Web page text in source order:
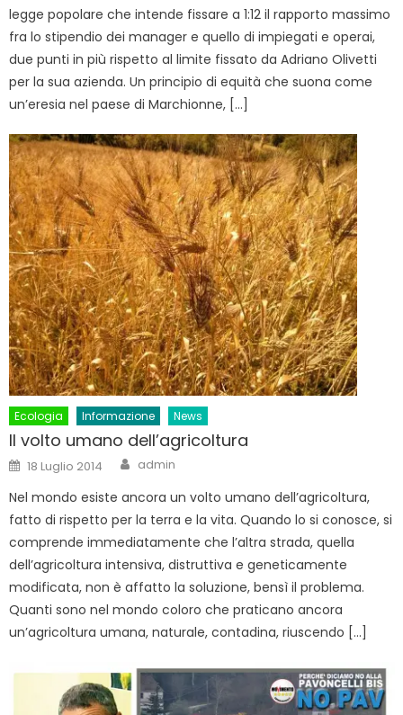
legge popolare che intende fissare a 1:12 il rapporto massimo
fra lo stipendio dei manager e quello di impiegati e operai,
due punti in più rispetto al limite fissato da Adriano Olivetti
per la sua azienda. Un principio di equità che suona come
un’eresia nel paese di Marchionne, […]
Ecologia Informazione News
Il volto umano dell’agricoltura
Posted
on
18 Luglio 2014 Author
admin
Nel mondo esiste ancora un volto umano dell’agricoltura,
fatto di rispetto per la terra e la vita. Quando lo si conosce, si
comprende immediatamente che l’altra strada, quella
dell’agricoltura intensiva, distruttiva e geneticamente
modificata, non è affatto la soluzione, bensì il problema.
Quanti sono nel mondo coloro che praticano ancora
un’agricoltura umana, naturale, contadina, riuscendo […]